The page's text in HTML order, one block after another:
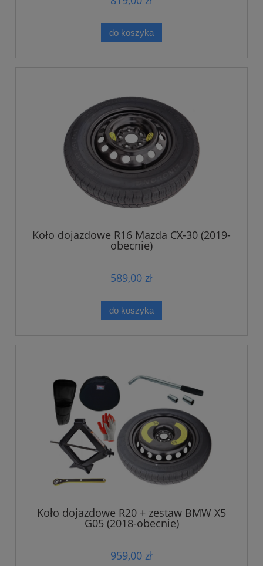
do koszyka
Koło dojazdowe R16 Mazda CX-30 (2019-
obecnie)
589,00 zł
do koszyka
Koło dojazdowe R20 + zestaw BMW X5
G05 (2018-obecnie)
959,00 zł